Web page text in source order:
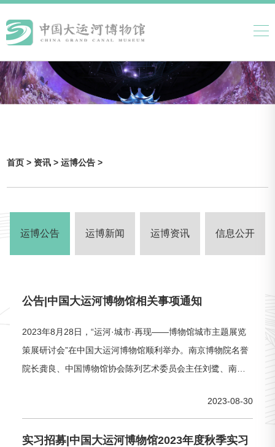
首页 >资讯 >运博公告 >
运博公告 运博新闻 运博资讯 信息公开
公告|中国大运河博物馆相关事项通知
2023年8月28日，“运河·城市·再现——博物馆城市主题展览
策展研讨会”在中国大运河博物馆顺利举办。南京博物院名誉
院长龚良、中国博物馆协会陈列艺术委员会主任刘鹭、南京
物局副局长陈瑞近、陕西省考古研究院副院长王小蒙、独立
2023-08-30
实习招募|中国大运河博物馆2023年度秋季实习